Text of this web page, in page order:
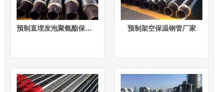
预制直埋发泡聚氨酯保温管 预制架空保温钢管厂家